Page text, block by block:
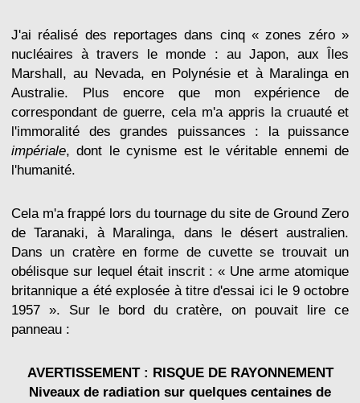
J'ai réalisé des reportages dans cinq « zones zéro »
nucléaires à travers le monde : au Japon, aux Îles
Marshall, au Nevada, en Polynésie et à Maralinga en
Australie. Plus encore que mon expérience de
correspondant de guerre, cela m'a appris la cruauté et
l'immoralité des grandes puissances : la puissance
impériale, dont le cynisme est le véritable ennemi de
l'humanité.
Cela m'a frappé lors du tournage du site de Ground Zero
de Taranaki, à Maralinga, dans le désert australien.
Dans un cratère en forme de cuvette se trouvait un
obélisque sur lequel était inscrit : « Une arme atomique
britannique a été explosée à titre d'essai ici le 9 octobre
1957 ». Sur le bord du cratère, on pouvait lire ce
panneau :
AVERTISSEMENT : RISQUE DE RAYONNEMENT
Niveaux de radiation sur quelques centaines de